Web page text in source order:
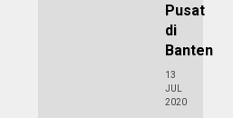
Pusat
di
Banten
13
JUL
2020